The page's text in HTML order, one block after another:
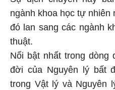
ngành khoa học tự nhiên
đó lan sang các ngành
thuật.
Nổi bật nhất trong dòng
đời của Nguyên lý bất
trong Vật lý và Nguyên